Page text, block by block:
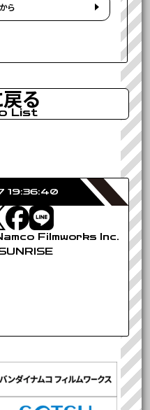
ら
る
List
19:36:40
Filmworks Inc.